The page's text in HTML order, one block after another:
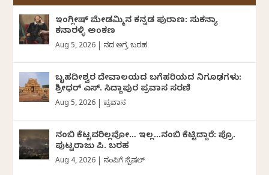
ಇಂಗ್ಲೀಷ್ ಮೇಡಮ್ಮಿನ ಕನ್ನಡ ಪುರಾಣ: ಸುಕನ್ಯಾ
ಕನಾರಳ್ಳಿ ಅಂಕಣ
Aug 5, 2026 ದಿನದ ಅಗ್ರ ಬರಹ
ಬೃಹದೀಶ್ವರ ದೇವಾಲಯದ ಬಗೆಹರಿಯದ ನಿಗೂಢಗಳು:
ಶ್ರೀಧರ್‌ ಎಸ್.‌ ಸಿದ್ದಾಪುರ ಪ್ರವಾಸ ಸರಣಿ
Aug 5, 2026 ಪ್ರವಾಸ
ನಂಬಿ ಕೆಟ್ಟವರಿಲ್ಲವೋ… ಇಲ್ಲ…ನಂಬಿ ಕೆಟ್ಟಿದ್ದಾರೆ: ಪ್ರೊ.
ಪುಟ್ಟರಾಜು ಪಿ. ಬರಹ
Aug 4, 2026 ಸಂಪಿಗೆ ಸ್ಪೆಷಲ್